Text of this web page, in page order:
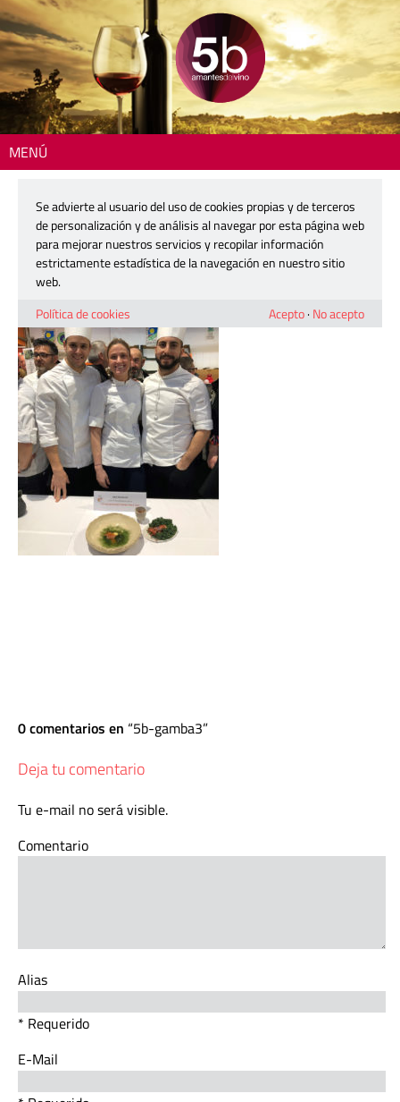
MENÚ
5b-gamba3
27 febrero, 2018
0 comentarios en 5b-gamba3
Deja tu comentario
Tu e-mail no será visible.
Comentario
Alias
* Requerido
E-Mail
Se advierte al usuario del uso de cookies propias y de terceros
de personalización y de análisis al navegar por esta página web
para mejorar nuestros servicios y recopilar información
estrictamente estadística de la navegación en nuestro sitio
web.
Política de cookies
Acepto· No acepto